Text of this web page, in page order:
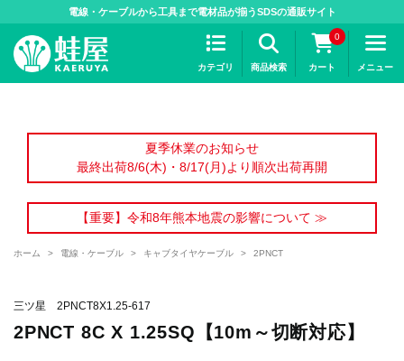
電線・ケーブルから工具まで電材品が揃うSDSの通販サイト
カテゴリ 商品検索
0
カート メニュー
夏季休業のお知らせ
最終出荷8/6(木)・8/17(月)より順次出荷再開
【重要】令和8年熊本地震の影響について ≫
ホーム > 電線・ケーブル > キャブタイヤケーブル > 2PNCT
三ツ星 2PNCT8X1.25-617
2PNCT 8C X 1.25SQ【10m～切断対応】